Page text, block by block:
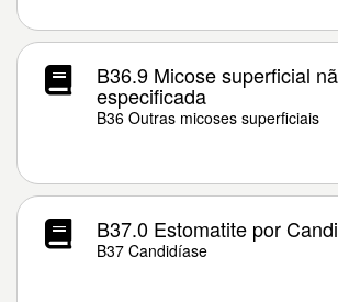
B36.9 Micose superficial
especificada
B36 Outras micoses superficiais
B37.0 Estomatite por
B37 Candidíase